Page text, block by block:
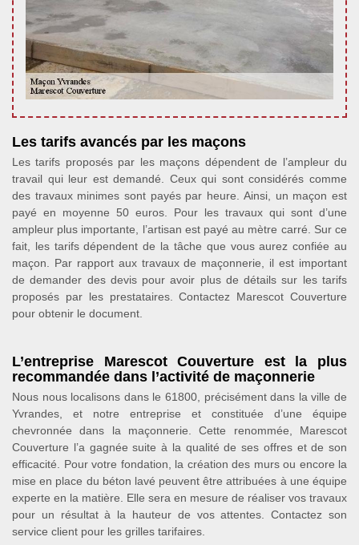
Les tarifs avancés par les maçons
Les tarifs proposés par les maçons dépendent de l’ampleur du
travail qui leur est demandé. Ceux qui sont considérés comme
des travaux minimes sont payés par heure. Ainsi, un maçon est
payé en moyenne 50 euros. Pour les travaux qui sont d’une
ampleur plus importante, l’artisan est payé au mètre carré. Sur ce
fait, les tarifs dépendent de la tâche que vous aurez confiée au
maçon. Par rapport aux travaux de maçonnerie, il est important
de demander des devis pour avoir plus de détails sur les tarifs
proposés par les prestataires. Contactez Marescot Couverture
pour obtenir le document.
L’entreprise Marescot Couverture est la plus
recommandée dans l’activité de maçonnerie
Nous nous localisons dans le 61800, précisément dans la ville de
Yvrandes, et notre entreprise et constituée d’une équipe
chevronnée dans la maçonnerie. Cette renommée, Marescot
Couverture l’a gagnée suite à la qualité de ses offres et de son
efficacité. Pour votre fondation, la création des murs ou encore la
mise en place du béton lavé peuvent être attribuées à une équipe
experte en la matière. Elle sera en mesure de réaliser vos travaux
pour un résultat à la hauteur de vos attentes. Contactez son
service client pour les grilles tarifaires.